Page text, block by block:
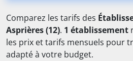
Comparez les tarifs des
Asprières (12). 1 établissement
les prix et tarifs mensuels pour
adapté à votre budget.